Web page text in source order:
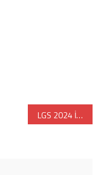
LGS 2024 İZMİR ANADOLU VE FEN LİSELERİ TABAN PUANLARI